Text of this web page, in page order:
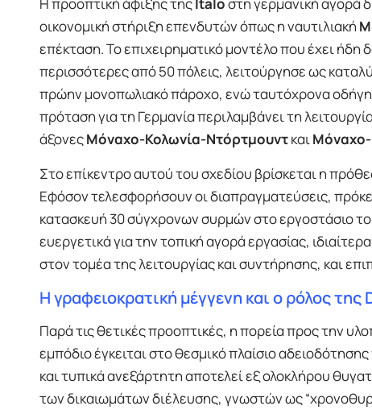
οικονομική στήριξη επενδυτών όπως η ναυτιλιακή
επέκταση. Το επιχειρηματικό μοντέλο που έχει ήδη
περισσότερες από 50 πόλεις, λειτούργησε ως
πρώην μονοπωλιακό πάροχο, ενώ ταυτόχρονα
πρόταση για τη Γερμανία περιλαμβάνει τη
άξονεςΜόναχο-Κολωνία-Ντόρτμουντκαι
Στο επίκεντρο αυτού του σχεδίου βρίσκεται η
Εφόσον τελεσφορήσουν οι διαπραγματεύσεις,
κατασκευή 30 σύγχρονων συρμών στο εργοστάσιο
ευεργετικά για την τοπική αγορά εργασίας,
στον τομέα της λειτουργίας και συντήρησης, και
Η γραφειοκρατική μέγγενη και ο ρόλος της
Παρά τις θετικές προοπτικές, η πορεία προς την
εμπόδιο έγκειται στο θεσμικό πλαίσιο
και τυπικά ανεξάρτητη αποτελεί εξ ολοκλήρου
των δικαιωμάτων διέλευσης, γνωστών ως